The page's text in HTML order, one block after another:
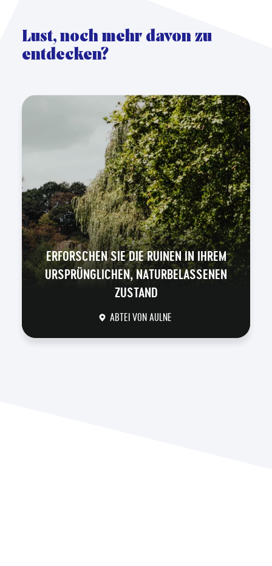
Lust, noch mehr davon zu
entdecken?
ERFORSCHEN SIE DIE RUINEN IN IHREM
URSPRÜNGLICHEN, NATURBELASSENEN
ZUSTAND
ABTEI VON AULNE